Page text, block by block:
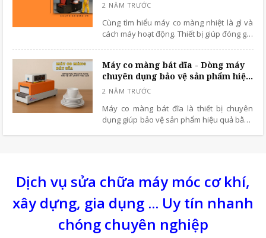
Cùng tìm hiểu máy co màng nhiệt là gì và
cách máy hoạt động. Thiết bị giúp đóng gói
Máy co màng bát đĩa - Dòng máy
chuyên dụng bảo vệ sản phẩm hiệu
quả
Máy co màng bát đĩa là thiết bị chuyên
dụng giúp bảo vệ sản phẩm hiệu quả bằng
Dịch vụ sửa chữa máy móc cơ khí,
xây dựng, gia dụng ... Uy tín nhanh
chóng chuyên nghiệp